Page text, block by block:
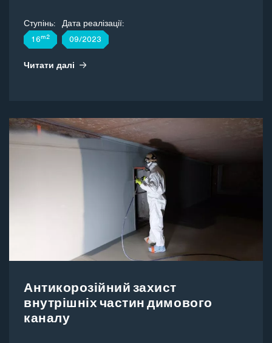
Ступінь:
16m2
Дата реалізації:
09/2023
Читати далі
Антикорозійний захист
внутрішніх частин димового
каналу